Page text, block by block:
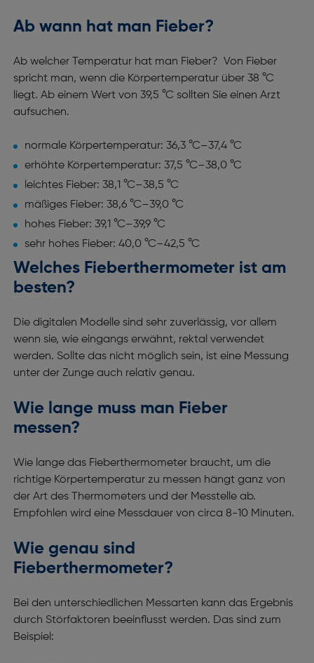
Ab wann hat man Fieber?
Ab welcher Temperatur hat man Fieber? Von Fieber
spricht man, wenn die Körpertemperatur über 38 °C
liegt. Ab einem Wert von 39,5 °C sollten Sie einen Arzt
aufsuchen.
normale Körpertemperatur: 36,3 °C–37,4 °C
erhöhte Körpertemperatur: 37,5 °C–38,0 °C
leichtes Fieber: 38,1 °C–38,5 °C
mäßiges Fieber: 38,6 °C–39,0 °C
hohes Fieber: 39,1 °C–39,9 °C
sehr hohes Fieber: 40,0 °C–42,5 °C
Welches Fieberthermometer ist am
besten?
Die digitalen Modelle sind sehr zuverlässig, vor allem
wenn sie, wie eingangs erwähnt, rektal verwendet
werden. Sollte das nicht möglich sein, ist eine Messung
unter der Zunge auch relativ genau.
Wie lange muss man Fieber
messen?
Wie lange das Fieberthermometer braucht, um die
richtige Körpertemperatur zu messen hängt ganz von
der Art des Thermometers und der Messtelle ab.
Empfohlen wird eine Messdauer von circa 8-10 Minuten.
Wie genau sind
Fieberthermometer?
Bei den unterschiedlichen Messarten kann das Ergebnis
durch Störfaktoren beeinflusst werden. Das sind zum
Beispiel: